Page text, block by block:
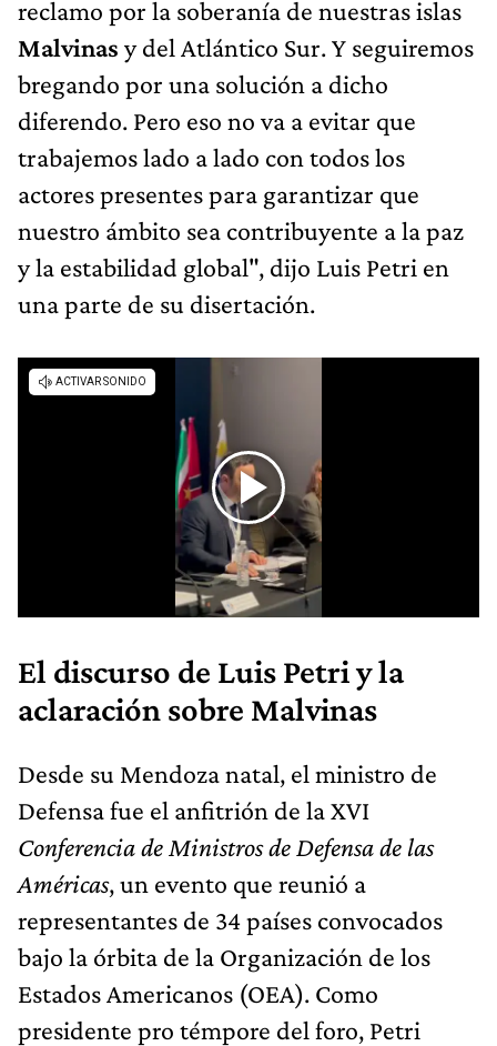
reclamo por la soberanía de nuestras islas
Malvinas y del Atlántico Sur. Y seguiremos
bregando por una solución a dicho
diferendo. Pero eso no va a evitar que
trabajemos lado a lado con todos los
actores presentes para garantizar que
nuestro ámbito sea contribuyente a la paz
y la estabilidad global", dijo Luis Petri en
una parte de su disertación.
El discurso de Luis Petri y la
aclaración sobre Malvinas
Desde su Mendoza natal, el ministro de
Defensa fue el anfitrión de la XVI
Conferencia de Ministros de Defensa de las
Américas, un evento que reunió a
representantes de 34 países convocados
bajo la órbita de la Organización de los
Estados Americanos (OEA). Como
presidente pro témpore del foro, Petri